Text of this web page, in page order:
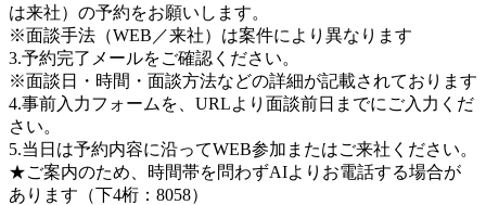
は来社）の予約をお願いします。
※面談手法（WEB／来社）は案件により異なります
3.予約完了メールをご確認ください。
※面談日・時間・面談方法などの詳細が記載されております
4.事前入力フォームを、URLより面談前日までにご入力くだ
さい。
5.当日は予約内容に沿ってWEB参加またはご来社ください。
★ご案内のため、時間帯を問わずAIよりお電話する場合が
あります（下4桁：8058）